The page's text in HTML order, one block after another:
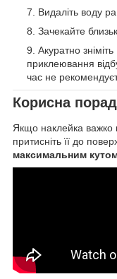
Видаліть воду
Зачекайте
Акуратно
приклеювання
час не
Корисна
Якщо наклейка важко
притисніть її до
максимальним